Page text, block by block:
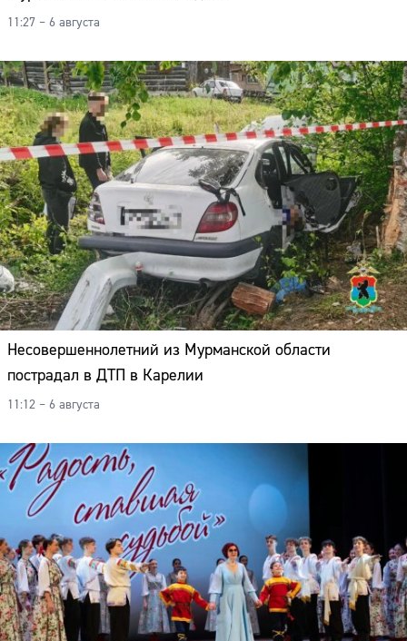
11:27 – 6 августа
Несовершеннолетний из Мурманской области
пострадал в ДТП в Карелии
11:12 – 6 августа